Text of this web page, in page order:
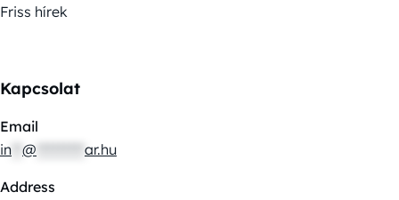
Friss hírek
Kapcsolat
Email
in @ ar.hu
Address